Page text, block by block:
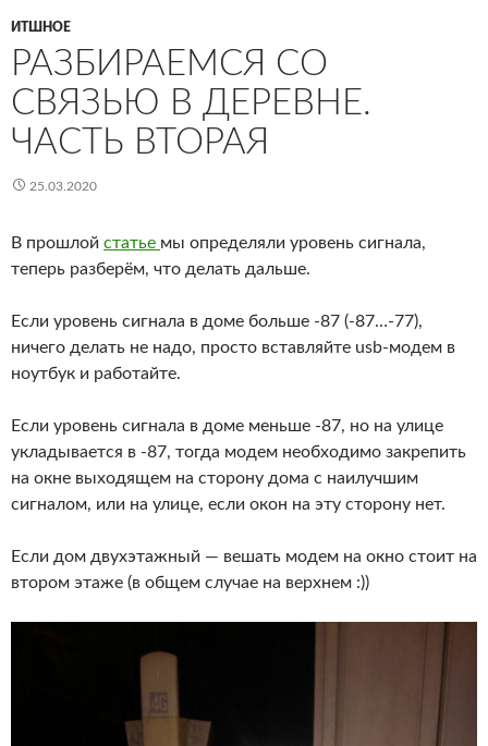
ИТШНОЕ
РАЗБИРАЕМСЯ СО
СВЯЗЬЮ В ДЕРЕВНЕ.
ЧАСТЬ ВТОРАЯ
25.03.2020
В прошлой статье мы определяли уровень сигнала,
теперь разберём, что делать дальше.
Если уровень сигнала в доме больше -87 (-87…-77),
ничего делать не надо, просто вставляйте usb-модем в
ноутбук и работайте.
Если уровень сигнала в доме меньше -87, но на улице
укладывается в -87, тогда модем необходимо закрепить
на окне выходящем на сторону дома с наилучшим
сигналом, или на улице, если окон на эту сторону нет.
Если дом двухэтажный — вешать модем на окно стоит на
втором этаже (в общем случае на верхнем :))